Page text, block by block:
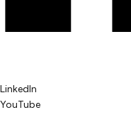
LinkedIn
YouTube